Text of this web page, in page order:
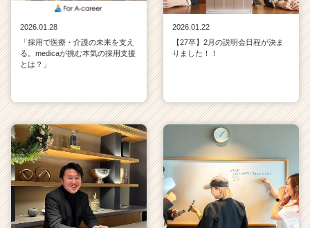
2026.01.28
「採用で医療・介護の未来を支え
る。medicaが挑む本気の採用支援
とは？」
2026.01.22
【27卒】2月の説明会日程が決ま
りました！！